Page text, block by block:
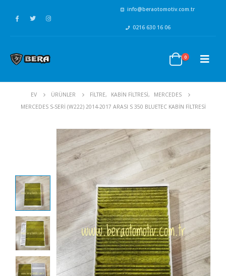
info@beraotomotiv.com.tr
0216 630 16 06
0
EV ÜRÜNLER FİLTRE, KABİN FİLTRESİ,
MERCEDES
MERCEDES S-SERI (W222) 2014-2017 ARASI S 350 BLUETEC KABIN FILTRESI